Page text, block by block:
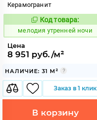
Керамогранит
966811
Код товара:
мелодия утренней ночи
Цена
8 951 руб./м²
НАЛИЧИЕ: 31 М²
Заказ в 1 клик
В корзину